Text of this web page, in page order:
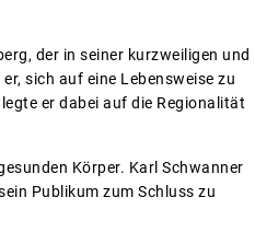
der in seiner kurzweiligen und
sich auf eine Lebensweise zu
er dabei auf die Regionalität
Körper. Karl Schwanner
Publikum zum Schluss zu